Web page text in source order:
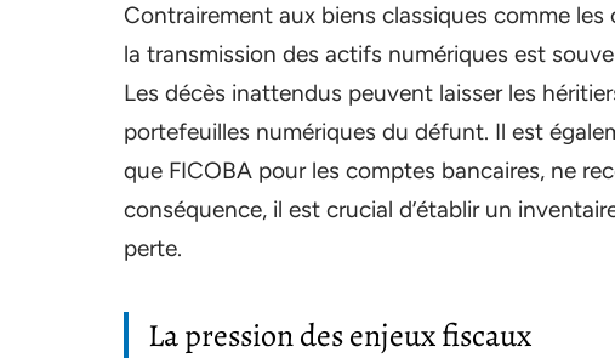
Contrairement aux biens classiques comme
la transmission des actifs numériques est
Les décès inattendus peuvent laisser les
portefeuilles numériques du défunt. Il est
que FICOBA pour les comptes bancaires, ne
conséquence, il est crucial d’établir un
perte.
La pression des enjeux fiscaux